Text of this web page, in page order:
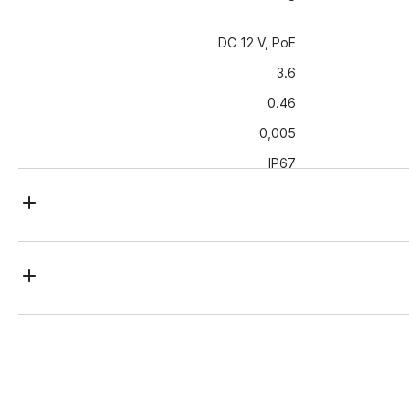
DC 12 V, PoE
3.6
0.46
0,005
IP67
RJ-45
على مدار الساعة: الغلاف المعدني يحميها من الرطوبة والغبار وفقًا لمعيار IP67 ، ودرجات حرارة التشغيل - -40 درجة C